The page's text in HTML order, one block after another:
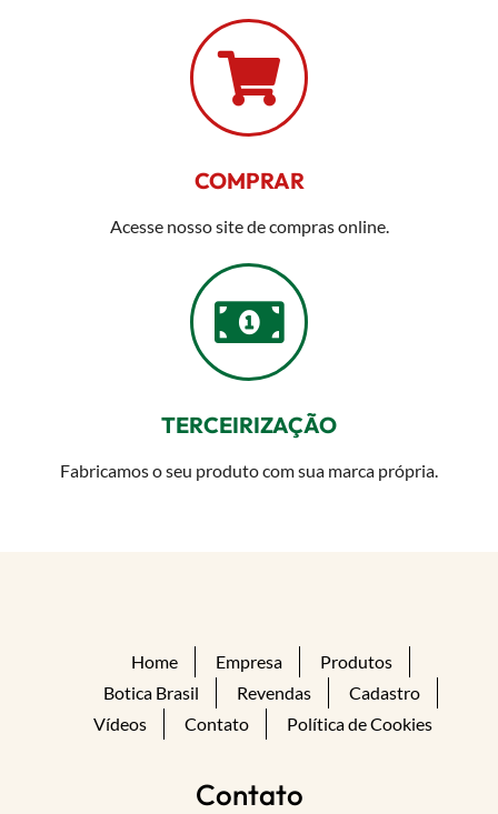
COMPRAR
Acesse nosso site de compras online.
TERCEIRIZAÇÃO
Fabricamos o seu produto com sua marca própria.
Home Empresa
Produtos
Botica Brasil
Revendas
Cadastro
Vídeos
Contato Política de Cookies
Contato